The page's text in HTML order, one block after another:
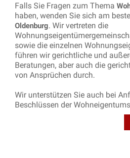
Falls Sie Fragen zum Thema
haben, wenden Sie sich am
Oldenburg. Wir vertreten die
sowie die einzelnen
führen wir gerichtliche und
Beratungen, aber auch die
von Ansprüchen durch.
Wir unterstützen Sie auch bei
Beschlüssen der